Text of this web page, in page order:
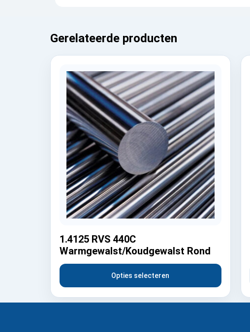
Gerelateerde producten
1.4125 RVS 440C
Warmgewalst/Koudgewalst Rond
Opties selecteren